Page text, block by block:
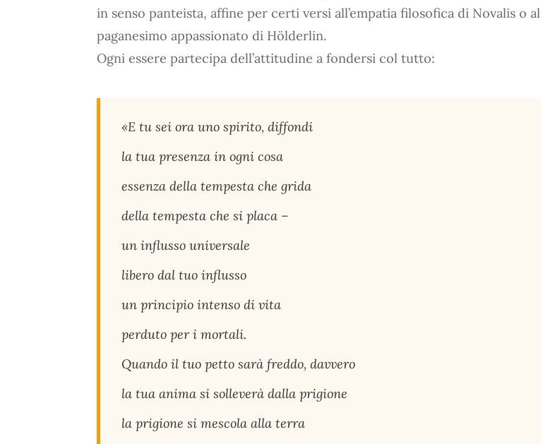
in senso panteista, affine per certi versi all’empatia filosofica di Novalis o al
paganesimo appassionato di Hölderlin.
Ogni essere partecipa dell’attitudine a fondersi col tutto:
«E tu sei ora uno spirito, diffondi
la tua presenza in ogni cosa
essenza della tempesta che grida
della tempesta che si placa –
un influsso universale
libero dal tuo influsso
un principio intenso di vita
perduto per i mortali.
Quando il tuo petto sarà freddo, davvero
la tua anima si solleverà dalla prigione
la prigione si mescola alla terra